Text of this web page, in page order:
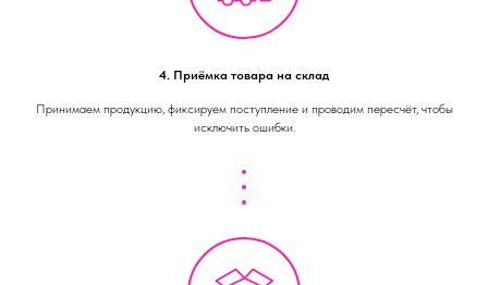
4. Приёмка товара на склад
Принимаем продукцию, фиксируем поступление и проводим пересчёт, чтобы
исключить ошибки.